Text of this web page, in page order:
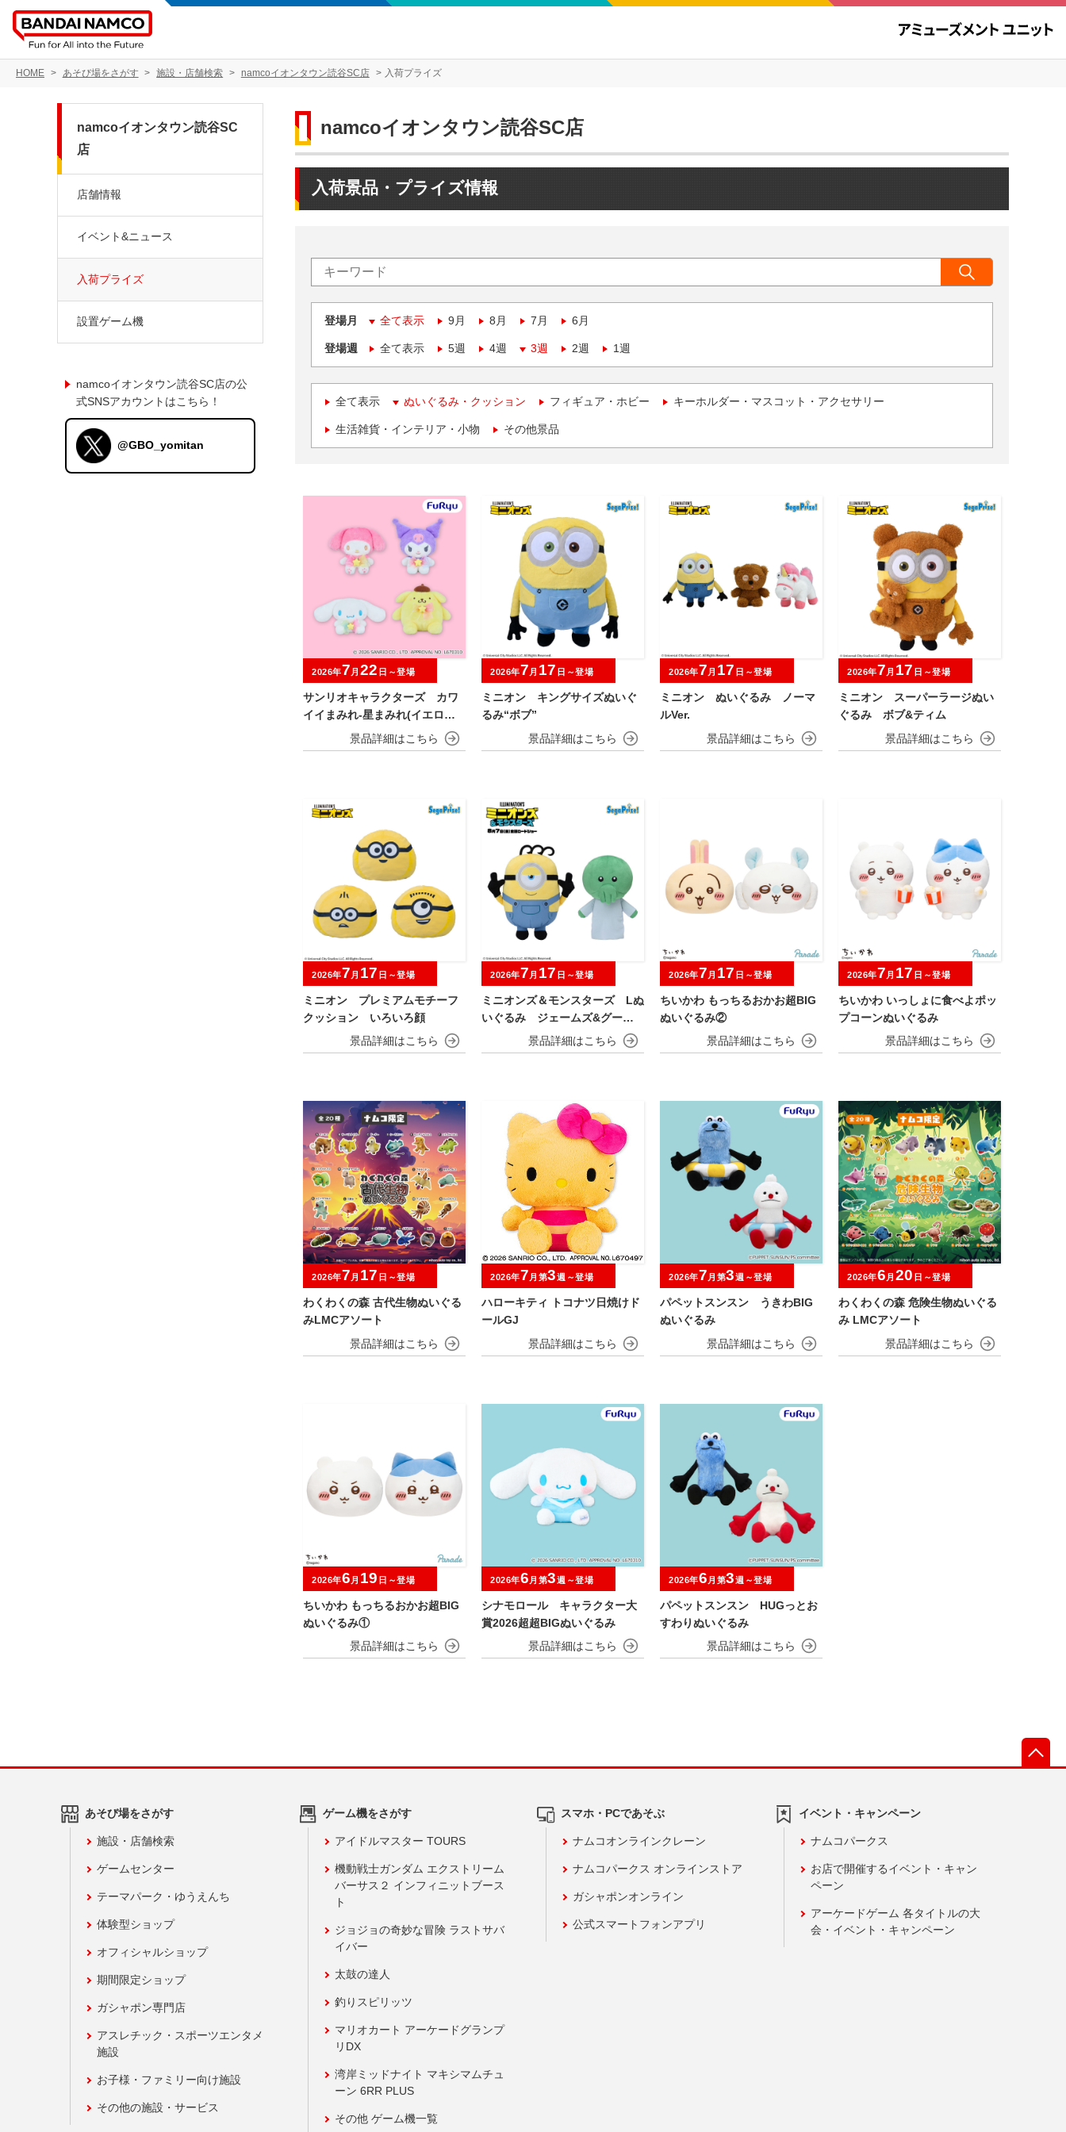
HOME あそび場をさがす 施設・店舗検索 namcoイオンタウン読谷SC店 入荷プライズ
namcoイオンタウン読谷SC店
入荷景品・プライズ情報
登場月 全て表示 9月 8月 7月 6月
登場週 全て表示 5週 4週 3週 2週 1週
全て表示 ぬいぐるみ・クッション フィギュア・ホビー キーホルダー・マスコット・アクセサリー
生活雑貨・インテリア・小物 その他景品
サンリオキャラクターズ カワ
イイまみれ-星まみれ(イエロー)-
ぬいぐるみ
2026年7 月 22 日～登場
ミニオン キングサイズぬいぐ
るみ“ボブ”
2026年7 月 17 日～登場
ミニオン ぬいぐるみ ノーマ
ルVer.
2026年7 月 17 日～登場
ミニオン スーパーラージぬい
ぐるみ ボブ&ティム
2026年7 月 17 日～登場
ミニオン プレミアムモチーフ
クッション いろいろ顔
2026年7 月 17 日～登場
ミニオンズ＆モンスターズ Lぬ
いぐるみ ジェームズ&グーミ
2026年7 月 17 日～登場
ちいかわ もっちるおかお超BIG
ぬいぐるみ②
2026年7 月 17 日～登場
ちいかわ いっしょに食べよポッ
プコーンぬいぐるみ
2026年7 月 17 日～登場
わくわくの森 古代生物ぬいぐる
みLMCアソート
2026年7 月 17 日～登場
ハローキティ トコナツ日焼けド
ールGJ
2026年7 月第3週～登場
パペットスンスン うきわBIG
ぬいぐるみ
2026年7 月第3週～登場
わくわくの森 危険生物ぬいぐる
み LMCアソート
2026年6 月 20 日～登場
ちいかわ もっちるおかお超BIG
ぬいぐるみ①
2026年6 月 19 日～登場
シナモロール キャラクター大
賞2026超超BIGぬいぐるみ
2026年6 月第3週～登場
パペットスンスン HUGっとお
すわりぬいぐるみ
2026年6 月第3週～登場
namcoイオンタウン読谷SC
店
店舗情報
イベント&ニュース
入荷プライズ
設置ゲーム機
namcoイオンタウン読谷SC店の公
式SNSアカウントはこちら！
@GBO_yomitan
あそび場をさがす
施設・店舗検索
ゲームセンター
テーマパーク・ゆうえんち
体験型ショップ
オフィシャルショップ
期間限定ショップ
ガシャポン専門店
アスレチック・スポーツエンタメ
施設
お子様・ファミリー向け施設
その他の施設・サービス
ゲーム機をさがす
アイドルマスター TOURS
機動戦士ガンダム エクストリーム
バーサス２ インフィニットブース
ト
ジョジョの奇妙な冒険 ラストサバ
イバー
太鼓の達人
釣りスピリッツ
マリオカート アーケードグランプ
リDX
湾岸ミッドナイト マキシマムチュ
ーン 6RR PLUS
その他 ゲーム機一覧
スマホ・PCであそぶ
ナムコオンラインクレーン
ナムコパークス オンラインストア
ガシャポンオンライン
公式スマートフォンアプリ
イベント・キャンペーン
ナムコパークス
お店で開催するイベント・キャン
ペーン
アーケードゲーム 各タイトルの大
会・イベント・キャンペーン